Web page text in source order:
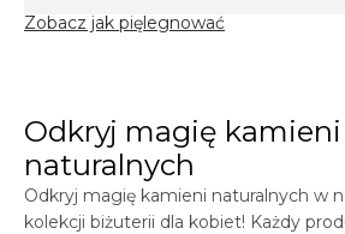
Zobacz jak pięlegnować
Odkryj magię kamieni
naturalnych
Odkryj magię kamieni naturalnych w
kolekcji biżuterii dla kobiet! Każdy